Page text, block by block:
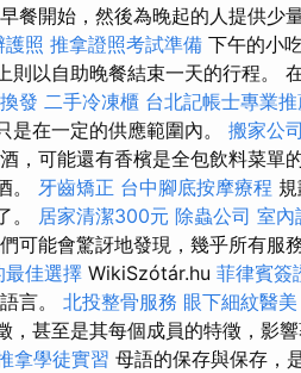
餐開始，然後為晚起的人提供少
護照 推拿證照考試準備 下午的小
則以自助晚餐結束一天的行程。
發 二手冷凍櫃 台北記帳士專業
是在一定的供應範圍內。 搬家公
，可能還有香檳是全包飲料菜單
。 牙齒矯正 台中腳底按摩療程
。 居家清潔300元 除蟲公司 室內
可能會驚訝地發現，幾乎所有服
最佳選擇 WikiSzótár.hu 菲律賓簽
言。 北投整骨服務 眼下細紋醫美
甚至是其每個成員的特徵，影
拿學徒實習 母語的保存與保存，